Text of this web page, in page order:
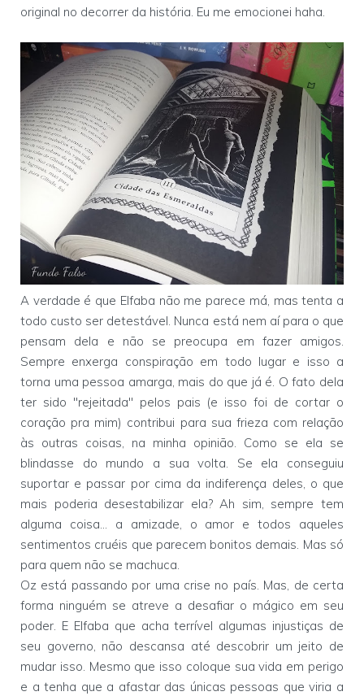
original no decorrer da história. Eu me emocionei haha.
A verdade é que Elfaba não me parece má, mas tenta a
todo custo ser detestável. Nunca está nem aí para o que
pensam dela e não se preocupa em fazer amigos.
Sempre enxerga conspiração em todo lugar e isso a
torna uma pessoa amarga, mais do que já é. O fato dela
ter sido "rejeitada" pelos pais (e isso foi de cortar o
coração pra mim) contribui para sua frieza com relação
às outras coisas, na minha opinião. Como se ela se
blindasse do mundo a sua volta. Se ela conseguiu
suportar e passar por cima da indiferença deles, o que
mais poderia desestabilizar ela? Ah sim, sempre tem
alguma coisa... a amizade, o amor e todos aqueles
sentimentos cruéis que parecem bonitos demais. Mas só
para quem não se machuca.
Oz está passando por uma crise no país. Mas, de certa
forma ninguém se atreve a desafiar o mágico em seu
poder. E Elfaba que acha terrível algumas injustiças de
seu governo, não descansa até descobrir um jeito de
mudar isso. Mesmo que isso coloque sua vida em perigo
e a tenha que a afastar das únicas pessoas que viria a